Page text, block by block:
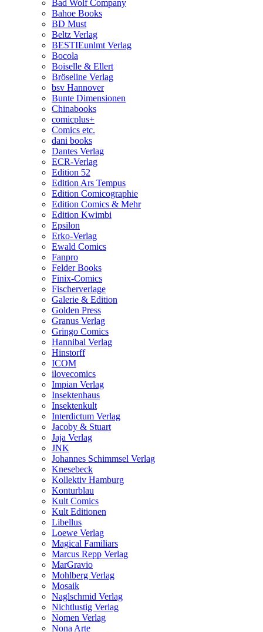
Bad Wolf Company
Bahoe Books
BD Must
Beltz Verlag
BESTIEunlmt Verlag
Bocola
Boiselle & Ellert
Bröseline Verlag
bsv Hannover
Bunte Dimensionen
Chinabooks
comicplus+
Comics etc.
dani books
Dantes Verlag
ECR-Verlag
Edition 52
Edition Ars Tempus
Edition Comicographie
Edition Comics & Mehr
Edition Kwimbi
Epsilon
Erko-Verlag
Ewald Comics
Fanpro
Felder Books
Finix-Comics
Fischerverlage
Galerie & Edition
Golden Press
Granus Verlag
Gringo Comics
Hannibal Verlag
Hinstorff
ICOM
ilovecomics
Impian Verlag
Insektenhaus
Insektenkult
Interdictum Verlag
Jacoby & Stuart
Jaja Verlag
JNK
Johannes Schimmsel Verlag
Knesebeck
Kollektiv Hamburg
Konturblau
Kult Comics
Kult Editionen
Libellus
Loewe Verlag
Magical Familiars
Marcus Repp Verlag
MarGravio
Mohlberg Verlag
Mosaik
Naglschmid Verlag
Nichtlustig Verlag
Nomen Verlag
Nona Arte